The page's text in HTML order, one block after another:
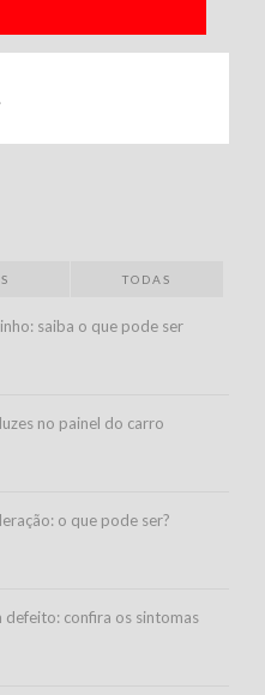
TODAS
saiba o que pode ser
no painel do carro
o que pode ser?
defeito: confira os sintomas